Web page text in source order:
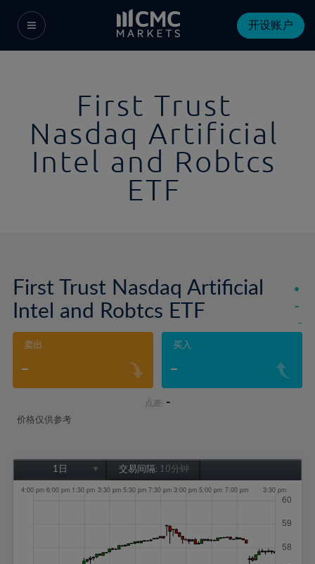
开设账户
First Trust
Nasdaq Artificial
Intel and Robtcs
ETF
First Trust Nasdaq Artificial
Intel and Robtcs ETF
-
-
卖出
-
买入
-
点差: -
价格仅供参考
1日 交易间隔: 10分钟
1日